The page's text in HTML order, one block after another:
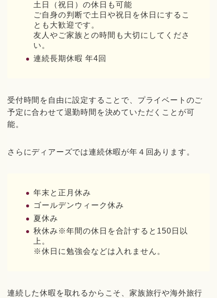
土日（祝日）の休日も可能
ご自身の判断で土日や祝日を休日にするこ
とも大歓迎です。
友人やご家族との時間も大切にしてくださ
い。
連続長期休暇 年4回
受付時間を自由に設定することで、プライベートのご
予定に合わせて退勤時間を決めていただくことが可
能。
さらにディアーズでは連続休暇が年４回あります。
年末と正月休み
ゴールデンウィーク休み
夏休み
秋休み※年間の休日を合計すると150日以
上。
※休日に勉強会などは入れません。
連続した休暇を取れるからこそ、家族旅行や海外旅行